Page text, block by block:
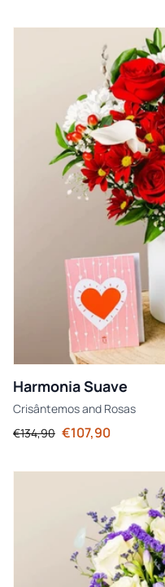
Harmonia Suave
Crisântemosand Rosas
€134,90 €107,90